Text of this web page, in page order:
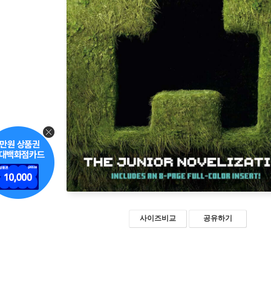
사이즈비교 공유하기